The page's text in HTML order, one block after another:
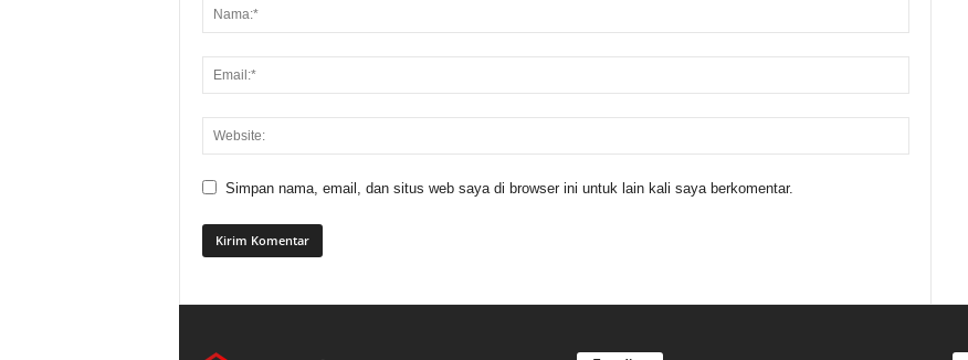
Simpan nama, email, dan situs web saya di browser ini untuk lain kali saya berkomentar.